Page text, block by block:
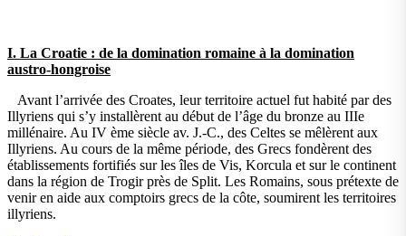
I. La Croatie : de la domination romaine à la domination
austro-hongroise
Avant l’arrivée des Croates, leur territoire actuel fut habité par des
Illyriens qui s’y installèrent au début de l’âge du bronze au IIIe
millénaire. Au IV ème siècle av. J.-C., des Celtes se mêlèrent aux
Illyriens. Au cours de la même période, des Grecs fondèrent des
établissements fortifiés sur les îles de Vis, Korcula et sur le continent
dans la région de Trogir près de Split. Les Romains, sous prétexte de
venir en aide aux comptoirs grecs de la côte, soumirent les territoires
illyriens.